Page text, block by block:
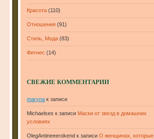
Красота (110)
Отношения (91)
Стиль, Мода (83)
Фитнес (14)
СВЕЖИЕ КОММЕНТАРИИ
maryna к записи
Michaelses к записи Маски от звезд в домашних
условиях
OlegAntineeerokend к записиО женщинах, которые